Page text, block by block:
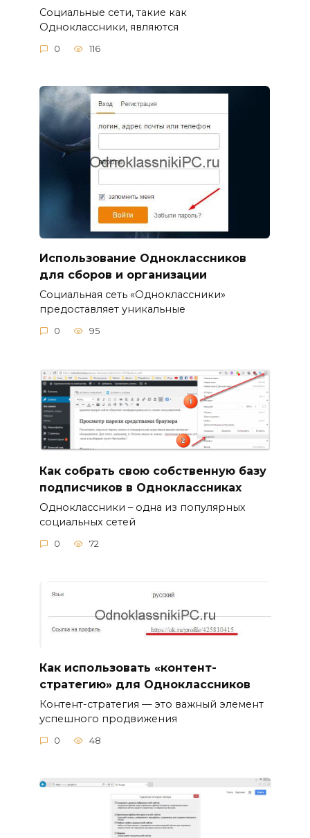
Социальные сети, такие как
Одноклассники, являются
0 116
Использование Одноклассников
для сборов и организации
Социальная сеть «Одноклассники»
предоставляет уникальные
0 95
Как собрать свою собственную базу
подписчиков в Одноклассниках
Одноклассники – одна из популярных
социальных сетей
0 72
Как использовать «контент-
стратегию» для Одноклассников
Контент-стратегия — это важный элемент
успешного продвижения
0 48